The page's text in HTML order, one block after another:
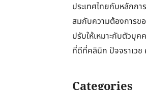
ประเทศไทยกับหลักก
สมกับความต้องการข
ปรับให้เหมาะกับตัวบุ
ที่ดีที่คลินิก ปัจจราเวช